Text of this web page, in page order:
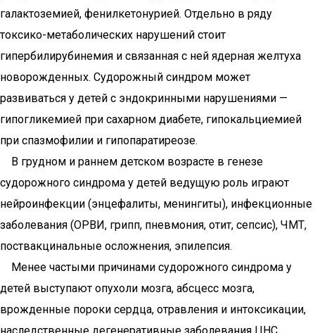
галактоземией, фенилкетонурией. Отдельно в ряду
токсико-метаболических нарушений стоит
гипербилирубинемия и связанная с ней ядерная желтуха
новорожденных. Судорожный синдром может
развиваться у детей с эндокринными нарушениями —
гипогликемией при сахарном диабете, гипокальциемией
при спазмофилии и гипопаратиреозе.
В грудном и раннем детском возрасте в генезе
судорожного синдрома у детей ведущую роль играют
нейроинфекции (энцефалиты, менингиты), инфекционные
заболевания (ОРВИ, грипп, пневмония, отит, сепсис), ЧМТ,
поствакцинальные осложнения, эпилепсия.
Менее частыми причинами судорожного синдрома у
детей выступают опухоли мозга, абсцесс мозга,
врожденные пороки сердца, отравления и интоксикации,